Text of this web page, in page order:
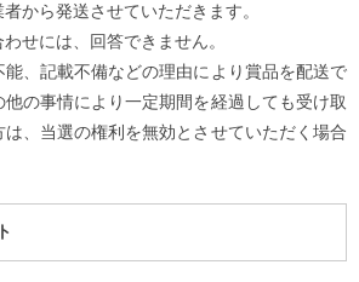
から発送させていただきます。
せには、回答できません。
、記載不備などの理由により賞品を配送で
他の事情により一定期間を経過しても受け取
は、当選の権利を無効とさせていただく場合